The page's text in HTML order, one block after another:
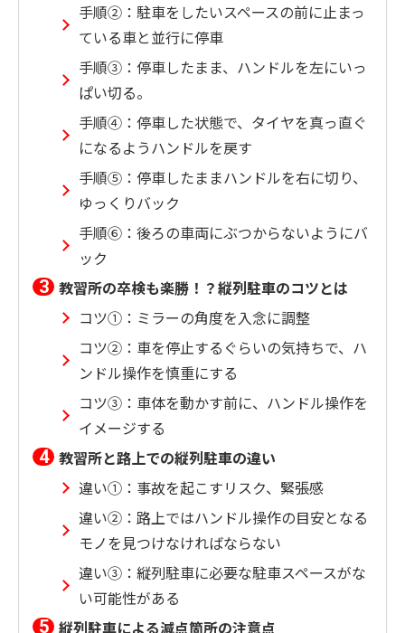
手順②：駐車をしたいスペースの前に止まっ
ている車と並行に停車
手順③：停車したまま、ハンドルを左にいっ
ぱい切る。
手順④：停車した状態で、タイヤを真っ直ぐ
になるようハンドルを戻す
手順⑤：停車したままハンドルを右に切り、
ゆっくりバック
手順⑥：後ろの車両にぶつからないようにバ
ック
教習所の卒検も楽勝！？縦列駐車のコツとは
コツ①：ミラーの角度を入念に調整
コツ②：車を停止するぐらいの気持ちで、ハ
ンドル操作を慎重にする
コツ③：車体を動かす前に、ハンドル操作を
イメージする
教習所と路上での縦列駐車の違い
違い①：事故を起こすリスク、緊張感
違い②：路上ではハンドル操作の目安となる
モノを見つけなければならない
違い③：縦列駐車に必要な駐車スペースがな
い可能性がある
縦列駐車による減点箇所の注意点